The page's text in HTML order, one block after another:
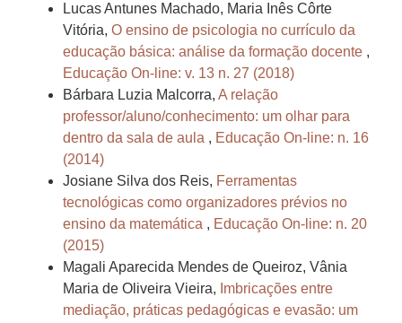
Lucas Antunes Machado, Maria Inês Côrte
Vitória, O ensino de psicologia no currículo da
educação básica: análise da formação docente ,
Educação On-line: v. 13 n. 27 (2018)
Bárbara Luzia Malcorra, A relação
professor/aluno/conhecimento: um olhar para
dentro da sala de aula , Educação On-line: n. 16
(2014)
Josiane Silva dos Reis, Ferramentas
tecnológicas como organizadores prévios no
ensino da matemática , Educação On-line: n. 20
(2015)
Magali Aparecida Mendes de Queiroz, Vânia
Maria de Oliveira Vieira, Imbricações entre
mediação, práticas pedagógicas e evasão: um